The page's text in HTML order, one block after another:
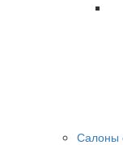
Салоны